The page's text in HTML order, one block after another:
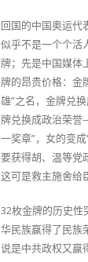
回国的中国奥运代
似乎不是一个个活
牌；先是中国媒体
牌的昂贵价格：金
雄”之名，金牌兑
牌兑换成政治荣
一奖章”，女的变
要获得胡、温等党
这可是救主施舍给
32枚金牌的历史性
华民族赢得了民族
说是中共政权又赢